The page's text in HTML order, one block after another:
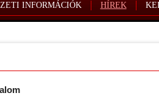
INFORMÁCIÓK HÍREK